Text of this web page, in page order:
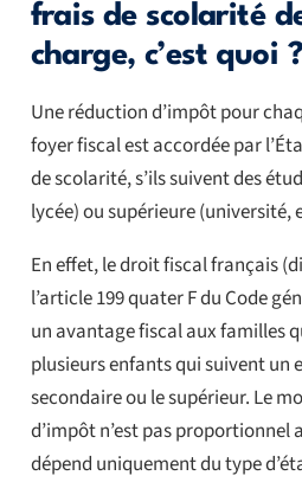
frais de scolarité
charge, c’est quoi ?
Une réduction d’impôt pour
foyer fiscal est accordée par
de scolarité, s’ils suivent des
lycée) ou supérieure (université,
En effet, le droit fiscal français
l’article 199 quater F du Code
un avantage fiscal aux familles
plusieurs enfants qui suivent un
secondaire ou le supérieur. Le
d’impôt n’est pas proportionnel
dépend uniquement du type